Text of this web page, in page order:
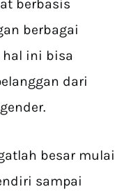
berbasis
berbagai
hal ini bisa
dari
besar mulai
sampai